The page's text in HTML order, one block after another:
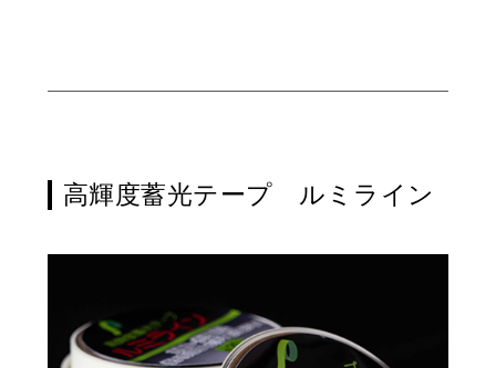
高輝度蓄光テープ ルミライン